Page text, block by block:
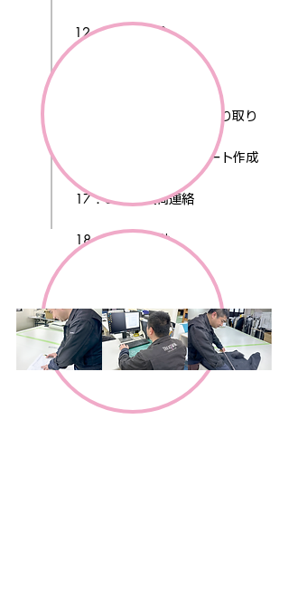
12：30 昼食
各工場とのやり取り
オーダーシート作成
17：30 入荷連絡
18：30 退勤